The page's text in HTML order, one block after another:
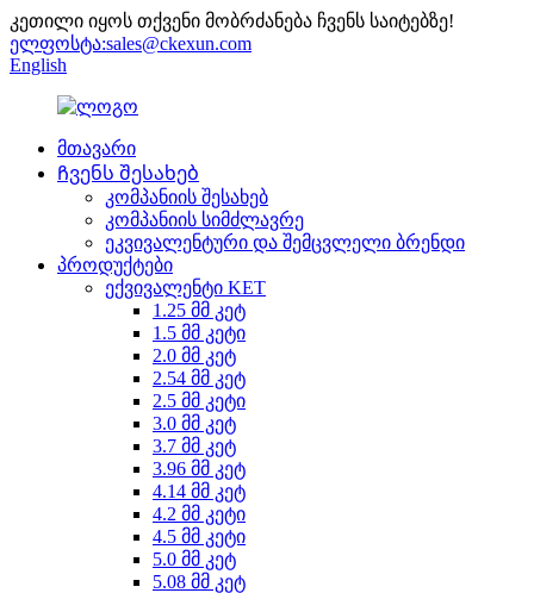
კეთილი იყოს თქვენი მობრძანება ჩვენს საიტებზე!
ელფოსტა:sales@ckexun.com
English
მთავარი
Ჩვენს შესახებ
კომპანიის შესახებ
კომპანიის სიმძლავრე
ეკვივალენტური და შემცვლელი ბრენდი
პროდუქტები
ექვივალენტი KET
1.25 მმ კეტ
1.5 მმ კეტი
2.0 მმ კეტ
2.54 მმ კეტ
2.5 მმ კეტი
3.0 მმ კეტ
3.7 მმ კეტ
3.96 მმ კეტ
4.14 მმ კეტ
4.2 მმ კეტი
4.5 მმ კეტი
5.0 მმ კეტ
5.08 მმ კეტ